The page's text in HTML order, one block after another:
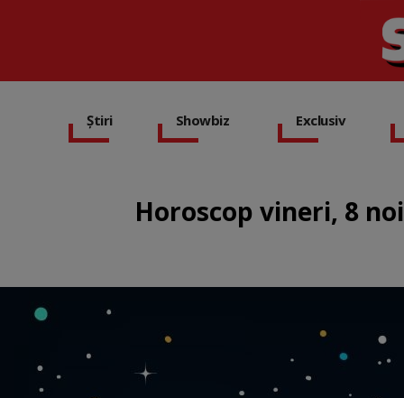
Știri Showbiz Exclusiv
Horoscop vineri, 8